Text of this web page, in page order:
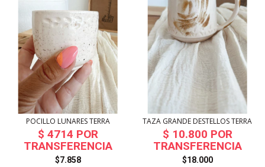
POCILLO LUNARES TERRA
$7.858
TAZA GRANDE DESTELLOS TERRA
$18.000